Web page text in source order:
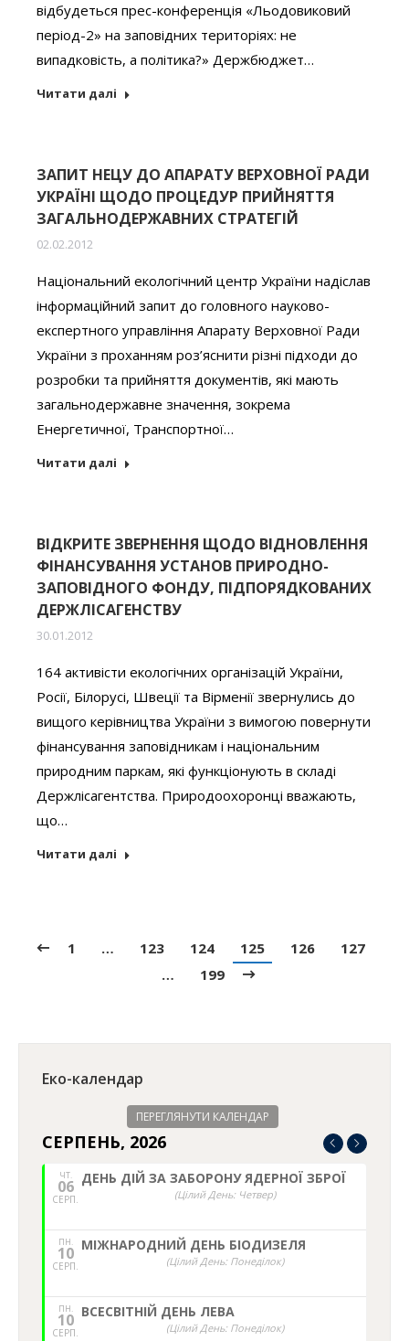
відбудеться прес-конференція «Льодовиковий
період-2» на заповідних територіях: не
випадковість, а політика?» Держбюджет…
Читати далі
ЗАПИТ НЕЦУ ДО АПАРАТУ ВЕРХОВНОЇ РАДИ
УКРАЇНІ ЩОДО ПРОЦЕДУР ПРИЙНЯТТЯ
ЗАГАЛЬНОДЕРЖАВНИХ СТРАТЕГІЙ
02.02.2012
Національний екологічний центр України надіслав
інформаційний запит до головного науково-
експертного управління Апарату Верховної Ради
України з проханням роз’яснити різні підходи до
розробки та прийняття документів, які мають
загальнодержавне значення, зокрема
Енергетичної, Транспортної…
Читати далі
ВІДКРИТЕ ЗВЕРНЕННЯ ЩОДО ВІДНОВЛЕННЯ
ФІНАНСУВАННЯ УСТАНОВ ПРИРОДНО-
ЗАПОВІДНОГО ФОНДУ, ПІДПОРЯДКОВАНИХ
ДЕРЖЛІСАГЕНСТВУ
30.01.2012
164 активісти екологічних організацій України,
Росії, Білорусі, Швеції та Вірменії звернулись до
вищого керівництва України з вимогою повернути
фінансування заповідникам і національним
природним паркам, які функціонують в складі
Держлісагентства. Природоохоронці вважають,
що…
Читати далі
1 … 123 124 125 126
127
…
199
Еко-календар
ПЕРЕГЛЯНУТИ КАЛЕНДАР
СЕРПЕНЬ, 2026
ЧТ.
06
СЕРП.
ДЕНЬ ДІЙ ЗА ЗАБОРОНУ ЯДЕРНОЇ ЗБРОЇ
(Цілий День: Четвер)
ПН.
10
СЕРП.
МІЖНАРОДНИЙ ДЕНЬ БІОДИЗЕЛЯ
(Цілий День: Понеділок)
ПН.
10
СЕРП.
ВСЕСВІТНІЙ ДЕНЬ ЛЕВА
(Цілий День: Понеділок)